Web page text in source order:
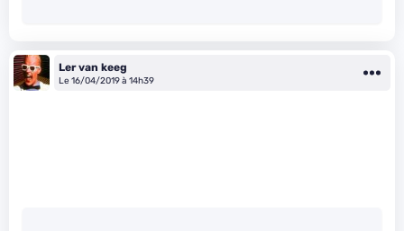
Ler van keeg
Le 16/04/2019 à 14h39